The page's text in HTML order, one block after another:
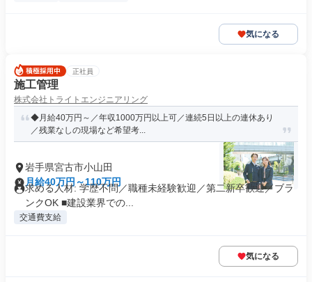
気になる
正社員
施工管理
株式会社トライトエンジニアリング
◆月給40万円～／年収1000万円以上可／連続5日以上の連休あり
／残業なしの現場など希望考...
岩手県宮古市小山田
月給40万円～110万円
求める人材: 学歴不問／職種未経験歓迎／第二新卒歓迎／ブラ
ンクOK ■建設業界での...
交通費支給
気になる